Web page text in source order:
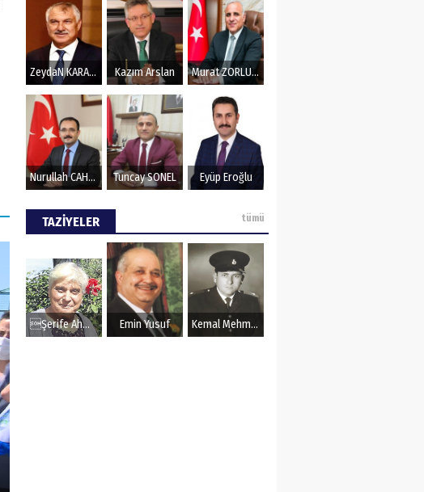
ZeydaN KARALAR Kazım Arslan Murat ZORLUOĞLU
Nurullah CAHAN Tuncay SONEL Eyüp Eroğlu
TAZİYELER tümü
Şerife Ahmet Emin Yusuf Kemal Mehmet Kanmaz